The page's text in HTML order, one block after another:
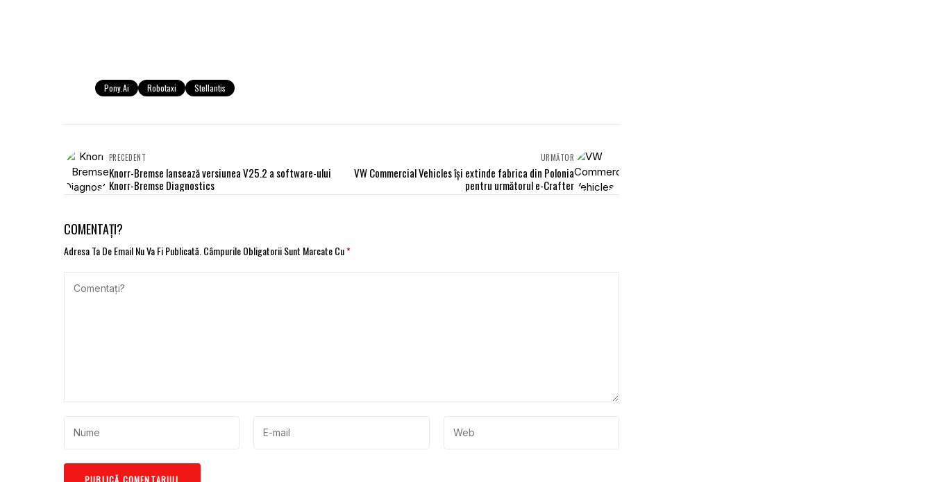
Pony.ai Robotaxi Stellantis
PRECEDENT
Knorr-Bremse lansează versiunea V25.2 a software-ului
Knorr-Bremse Diagnostics
URMĂTOR
VW Commercial Vehicles își extinde fabrica din Polonia
pentru următorul e-Crafter
COMENTAȚI?
Adresa Ta De Email Nu Va Fi Publicată. Câmpurile Obligatorii Sunt Marcate Cu*